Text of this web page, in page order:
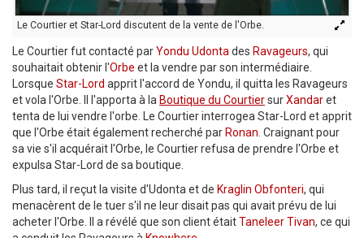
Le Courtier et Star-Lord discutent de la vente de l'Orbe.
Le Courtier fut contacté parYondu Udonta des Ravageurs, qui
souhaitait obtenir l'Orbe et la vendre par son intermédiaire.
Lorsque Star-Lord apprit l'accord de Yondu, il quitta les Ravageurs
et vola l'Orbe. Il l'apporta à la Boutique du CourtiersurXandaret
tenta de lui vendre l'orbe. Le Courtier interrogea Star-Lord et apprit
que l'Orbe était également recherché par Ronan . Craignant pour
sa vie s'il acquérait l'Orbe, le Courtier refusa de prendre l'Orbe et
expulsa Star-Lord de sa boutique.
Plus tard, il reçut la visite d'Udonta et de Kraglin Obfonteri, qui
menacèrent de le tuer s'il ne leur disait pas qui avait prévu de lui
acheter l'Orbe. Il a révélé que son client étaitTaneleer Tivan, ce qui